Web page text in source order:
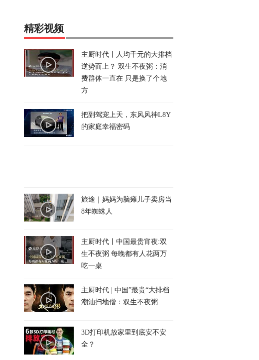
精彩视频
主厨时代丨人均千元的大排档
逆势而上？ 双生不夜粥：消
费群体一直在 只是换了个地
方
把副驾宠上天，东风风神L8Y
的家庭幸福密码
旅途｜妈妈为脑瘫儿子卖房当
8年蜘蛛人
主厨时代丨中国最贵宵夜:双
生不夜粥 每晚都有人花两万
吃一桌
主厨时代 | 中国”最贵“大排档
潮汕扫地僧：双生不夜粥
3D打印机放家里到底安不安
全？